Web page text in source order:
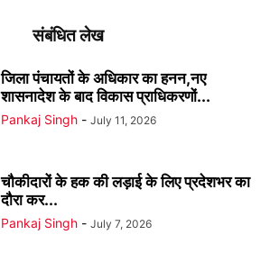
संबंधित लेख
जिला पंचायतों के अधिकार का हनन,नए
शासनादेश के बाद विकास प्राधिकरणों...
Pankaj Singh - July 11, 2026
चौकीदारों के हक की लड़ाई के लिए प्रदेशभर का
दौरा कर...
Pankaj Singh - July 7, 2026